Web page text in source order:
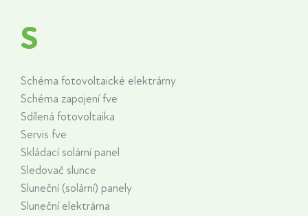
S
Schéma fotovoltaické elektrárny
Schéma zapojení fve
Sdílená fotovoltaika
Servis fve
Skládací solární panel
Sledovač slunce
Sluneční (solární) panely
Sluneční elektrárna